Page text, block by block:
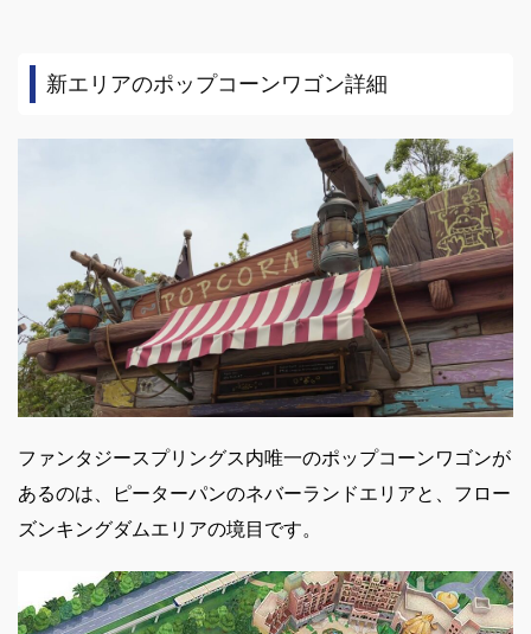
新エリアのポップコーンワゴン詳細
ファンタジースプリングス内唯一のポップコーンワゴンが
あるのは、ピーターパンのネバーランドエリアと、フロー
ズンキングダムエリアの境目です。